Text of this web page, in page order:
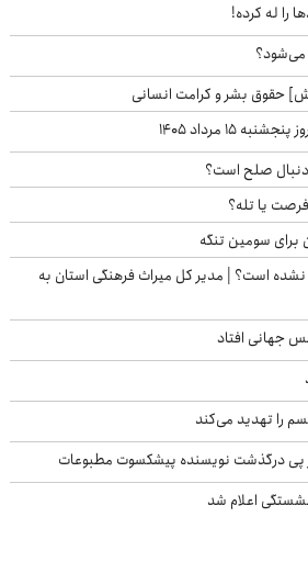
را له کرده!
می‌شود؟
حقوق بشر و کرامت انسانی
۱۵ مرداد ۱۴۰۵
دنبال صلح است؟
یا تله؟
سومین تنگه
است؟ | مدیر کل میراث فرهنگی استان به
جهانی افتاد
را تهدید می‌کند
پی درگذشت نویسنده پیشکسوت مطبوعات
اعلام شد